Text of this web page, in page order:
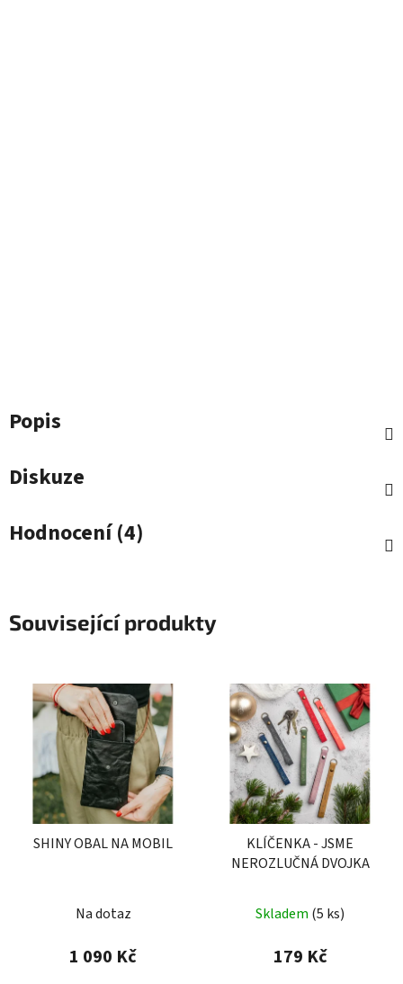
Popis
Diskuze
Hodnocení (4)
Související produkty
SHINY OBAL NA MOBIL
hodnocení
produktu
Na dotaz
1 090 Kč
KLÍČENKA - JSME
NEROZLUČNÁ DVOJKA
Skladem (5 ks)
179 Kč